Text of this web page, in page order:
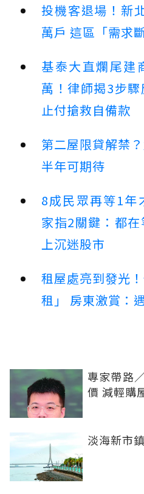
投機客退場！新
萬戶 這區「需求
基泰大直爛尾建
萬！律師揭3步
止付搶救自備款
第二屋限貸解禁
半年可期待
8成民眾再等1年
家指2關鍵：都
上沉迷股市
租屋處亮到發光
租」 房東激賞：
專家帶路
價 減輕購
淡海新市